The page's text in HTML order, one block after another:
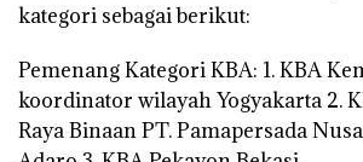
kategori sebagai berikut:
Pemenang Kategori KBA: 1. KBA
koordinator wilayah Yogyakarta 2.
Raya Binaan PT. Pamapersada